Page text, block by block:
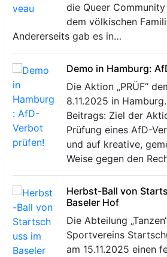
die Queer
dem völkischen
Andererseits gab es in…
Demo in Hamburg:
Die Aktion „PRÜF“
8.11.2025 in
Beitrags: Ziel der
Prüfung eines AfD-
und auf kreative,
Weise gegen den
Herbst-Ball von
Baseler Hof
Die Abteilung
Sportvereins
am 15.11.2025 einen